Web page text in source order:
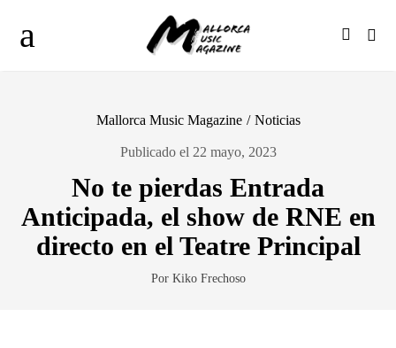
Mallorca Music Magazine / Noticias
Publicado el 22 mayo, 2023
No te pierdas Entrada
Anticipada, el show de RNE en
directo en el Teatre Principal
Por Kiko Frechoso